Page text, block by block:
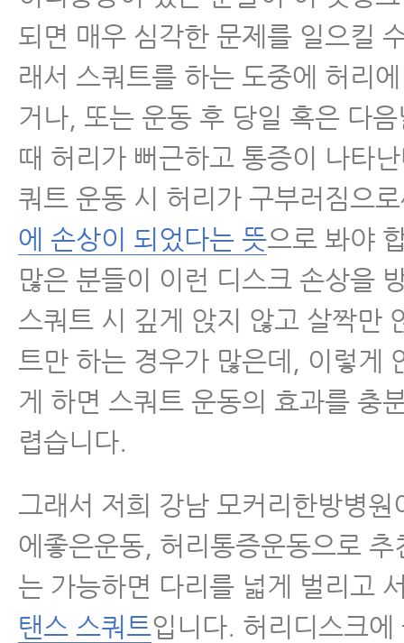
되면 매우 심각한 문제를 일으킬
래서 스쿼트를 하는 도중에 허리
거나, 또는 운동 후 당일 혹은 다
때 허리가 뻐근하고 통증이 나타
쿼트 운동 시 허리가 구부러짐으
에 손상이 되었다는 뜻으로 봐야
많은 분들이 이런 디스크 손상을
스쿼트 시 깊게 앉지 않고 살짝만
트만 하는 경우가 많은데, 이렇게
게 하면 스쿼트 운동의 효과를 충
렵습니다.
그래서 저희 강남 모커리한방병원
에좋은운동, 허리통증운동으로 추
는 가능하면 다리를 넓게 벌리고
탠스 스쿼트입니다. 허리디스크에